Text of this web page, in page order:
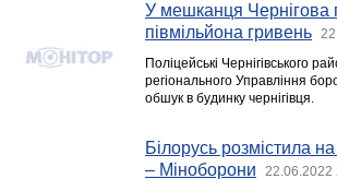
У мешканця Чернігова
півмільйона гривень
Поліцейські Чернігівського
регіонального Управління
обшук в будинку чернігівця.
Білорусь розмістила
– Міноборони
22.06.2022